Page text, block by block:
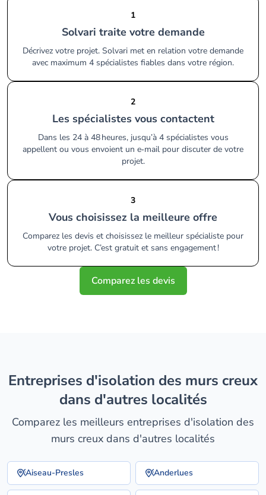
1
Solvari traite votre demande
Décrivez votre projet. Solvari met en relation votre demande
avec maximum 4 spécialistes fiables dans votre région.
2
Les spécialistes vous contactent
Dans les 24 à 48 heures, jusqu’à 4 spécialistes vous
appellent ou vous envoient un e‑mail pour discuter de votre
projet.
3
Vous choisissez la meilleure offre
Comparez les devis et choisissez le meilleur spécialiste pour
votre projet. C’est gratuit et sans engagement !
Comparez les devis
entreprises d'isolation des murs creux
dans d'autres localités
Comparez les meilleurs entreprises d'isolation des
murs creux dans d'autres localités
Aiseau-Presles Anderlues